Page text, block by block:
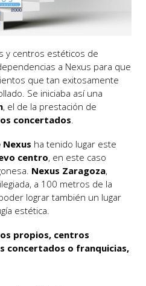
y centros estéticos de
a Nexus para que
que tan exitosamente
Se iniciaba así una
, el de la prestación de
concertados.
ha tenido lugar este
centro, en este caso
Nexus Zaragoza,
a 100 metros de la
lograr también un lugar
estética.
propios, centros
concertados o franquicias,